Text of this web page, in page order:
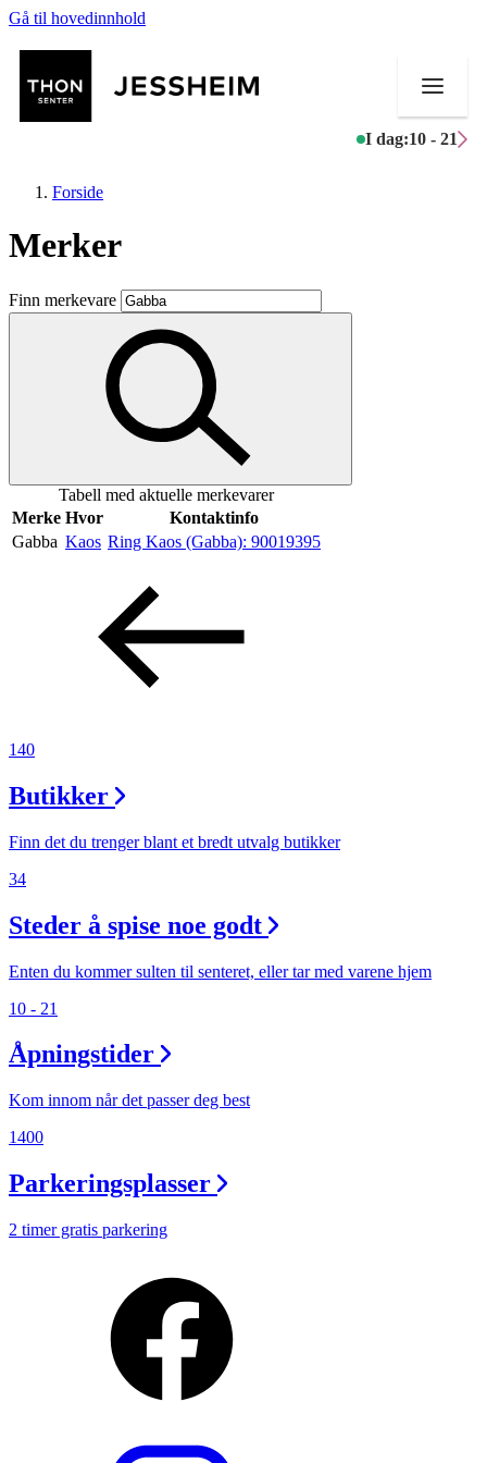
Gå til hovedinnhold
I dag:10 - 21
Butikker
Mat og drikke
Aktiviteter
Inspirasjon
Gavekort
Forside
Merker
Finn merkevare
Tabell med aktuelle merkevarer
Merke Hvor
Kontaktinfo
Gabba Kaos Ring Kaos (Gabba): 90019395
140
Butikker
Finn det du trenger blant et bredt utvalg butikker
34
Steder å spise noe godt
Enten du kommer sulten til senteret, eller tar med varene hjem
10 - 21
Åpningstider
Kom innom når det passer deg best
1400
Parkeringsplasser
2 timer gratis parkering